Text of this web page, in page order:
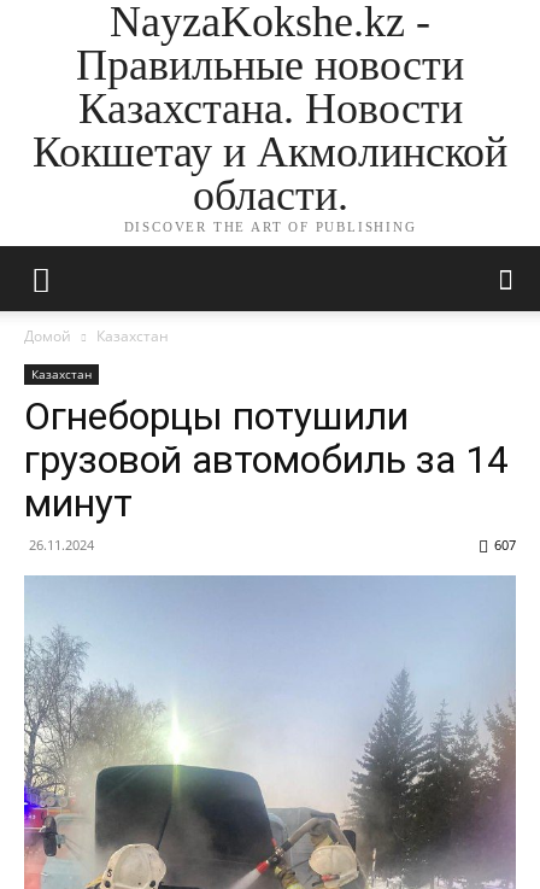
NayzaKokshe.kz -
Правильные новости
Казахстана. Новости
Кокшетау и Акмолинской
области.
DISCOVER THE ART OF PUBLISHING
Домой Казахстан
Казахстан
Огнеборцы потушили
грузовой автомобиль за 14
минут
26.11.2024 607